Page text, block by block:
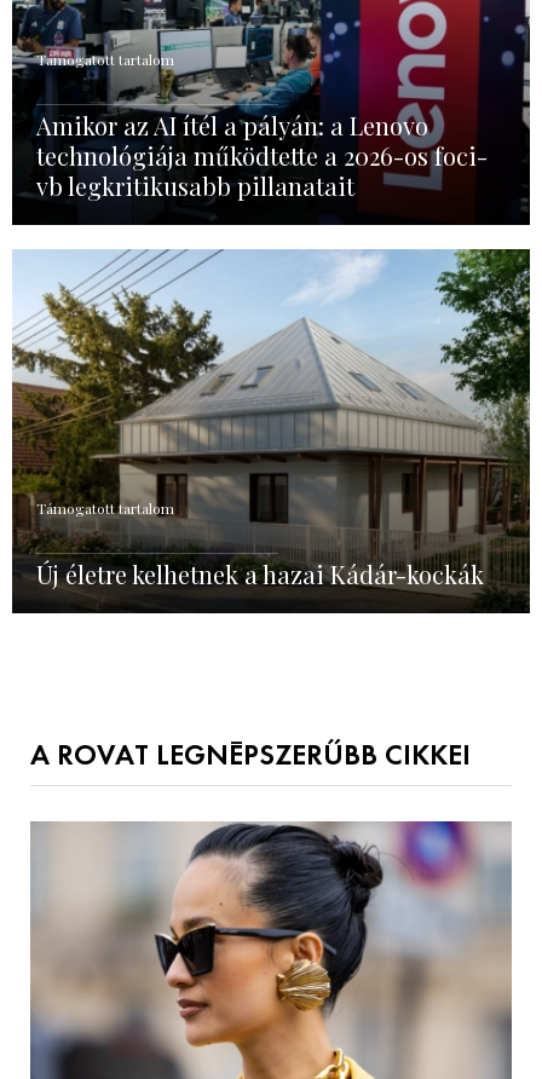
Támogatott tartalom
Amikor az AI ítél a pályán: a Lenovo
technológiája működtette a 2026-os foci-
vb legkritikusabb pillanatait
Támogatott tartalom
Új életre kelhetnek a hazai Kádár-kockák
A ROVAT LEGNÉPSZERŰBB CIKKEI